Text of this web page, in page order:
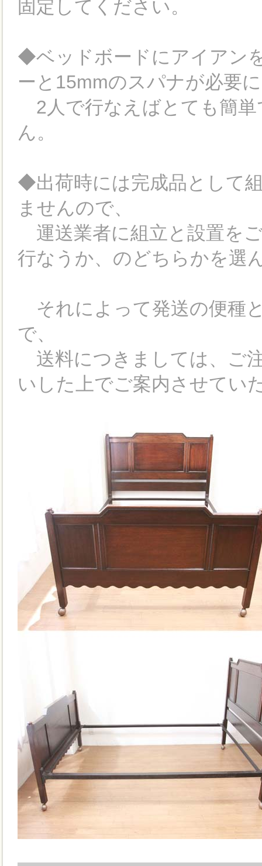
固定してください。
◆ベッドボードにアイアン
ーと15mmのスパナが必要
2人で行なえばとても簡単
ん。
◆出荷時には完成品として
ませんので、
運送業者に組立と設置を
行なうか、のどちらかを選
それによって発送の便種
で、
送料につきましては、ご
いした上でご案内させてい